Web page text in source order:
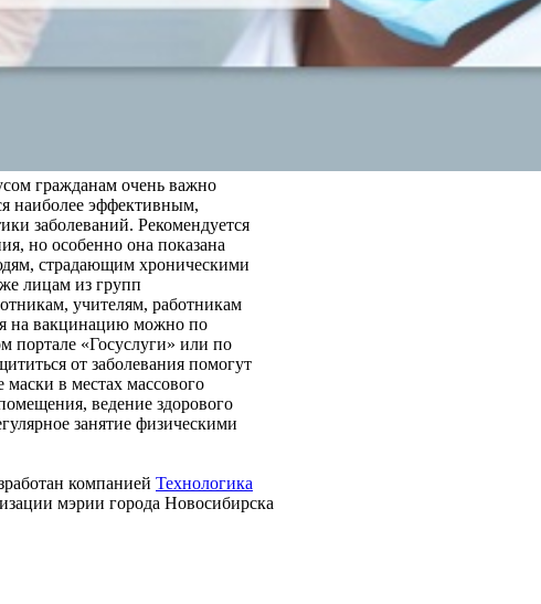
гражданам очень важно
наиболее эффективным,
заболеваний. Рекомендуется
но особенно она показана
страдающим хроническими
лицам из групп
учителям, работникам
на вакцинацию можно по
портале «Госуслуги» или по
от заболевания помогут
в местах массового
ведение здорового
занятие физическими
компанией Технологика
мэрии города Новосибирска